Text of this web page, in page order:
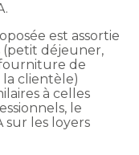
est assortie
(petit déjeuner,
de
la clientèle)
à celles
le
sur les loyers